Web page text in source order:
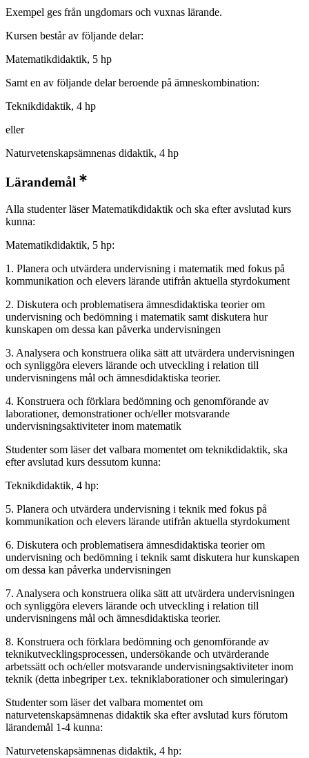
Exempel ges från ungdomars och vuxnas lärande.
Kursen består av följande delar:
Matematikdidaktik, 5 hp
Samt en av följande delar beroende på ämneskombination:
Teknikdidaktik, 4 hp
eller
Naturvetenskapsämnenas didaktik, 4 hp
Lärandemål
Alla studenter läser Matematikdidaktik och ska efter avslutad kurs
kunna:
Matematikdidaktik, 5 hp:
1. Planera och utvärdera undervisning i matematik med fokus på
kommunikation och elevers lärande utifrån aktuella styrdokument
2. Diskutera och problematisera ämnesdidaktiska teorier om
undervisning och bedömning i matematik samt diskutera hur
kunskapen om dessa kan påverka undervisningen
3. Analysera och konstruera olika sätt att utvärdera undervisningen
och synliggöra elevers lärande och utveckling i relation till
undervisningens mål och ämnesdidaktiska teorier.
4. Konstruera och förklara bedömning och genomförande av
laborationer, demonstrationer och/eller motsvarande
undervisningsaktiviteter inom matematik
Studenter som läser det valbara momentet om teknikdidaktik, ska
efter avslutad kurs dessutom kunna:
Teknikdidaktik, 4 hp:
5. Planera och utvärdera undervisning i teknik med fokus på
kommunikation och elevers lärande utifrån aktuella styrdokument
6. Diskutera och problematisera ämnesdidaktiska teorier om
undervisning och bedömning i teknik samt diskutera hur kunskapen
om dessa kan påverka undervisningen
7. Analysera och konstruera olika sätt att utvärdera undervisningen
och synliggöra elevers lärande och utveckling i relation till
undervisningens mål och ämnesdidaktiska teorier.
8. Konstruera och förklara bedömning och genomförande av
teknikutvecklingsprocessen, undersökande och utvärderande
arbetssätt och och/eller motsvarande undervisningsaktiviteter inom
teknik (detta inbegriper t.ex. tekniklaborationer och simuleringar)
Studenter som läser det valbara momentet om
naturvetenskapsämnenas didaktik ska efter avslutad kurs förutom
lärandemål 1-4 kunna:
Naturvetenskapsämnenas didaktik, 4 hp: